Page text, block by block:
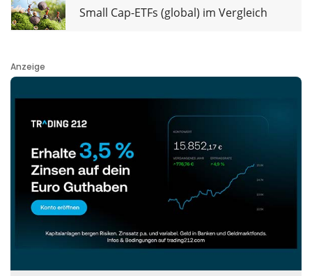
Small Cap-ETFs (global) im Vergleich